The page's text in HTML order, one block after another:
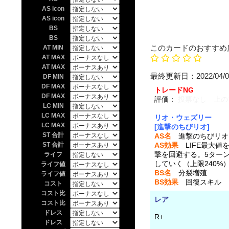
このカードのおすすめ
最終更新日
トレードNG
評価：
リオ・ウェズリー
[進撃のちびリオ]
AS名 進撃のちびリオ
AS効果 LIFE最大値
撃を回避する。5ター
していく（上限240%
BS名 分裂増殖
BS効果 回復スキル
レア
R+
AS icon
AS icon
BS
BS
AT MIN
AT MAX
AT MAX
DF MIN
DF MAX
DF MAX
LC MIN
LC MAX
LC MAX
ST 合計
ST 合計
ライフ
ライフ値
ライフ値
コスト
コスト比
コスト比
ドレス
ドレス